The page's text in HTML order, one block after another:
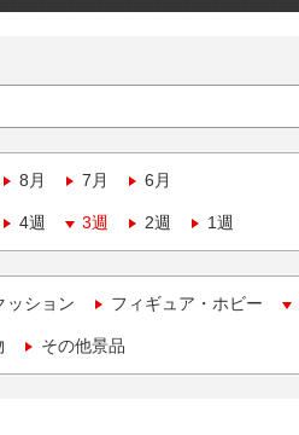
8月 7月 6月
4週 3週 2週 1週
ッション フィギュア・ホビー
その他景品